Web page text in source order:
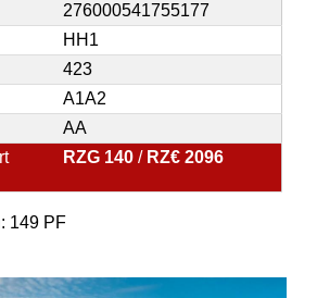
276000541755177
HH1
423
A1A2
AA
RZG 140 / RZ€ 2096
149 PF